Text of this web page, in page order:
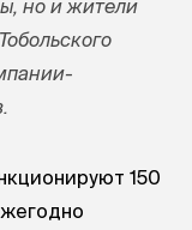
но и жители
150